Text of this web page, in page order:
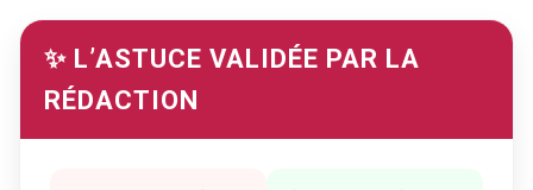
✨ L’ASTUCE VALIDÉE PAR LA
RÉDACTION